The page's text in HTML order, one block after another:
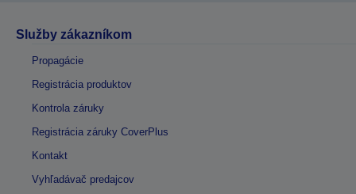
Služby zákazníkom
Propagácie
Registrácia produktov
Kontrola záruky
Registrácia záruky CoverPlus
Kontakt
Vyhľadávač predajcov